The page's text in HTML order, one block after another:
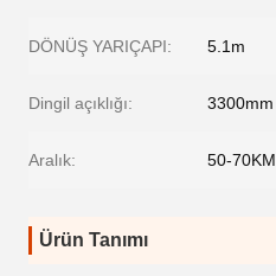
DÖNÜŞ YARIÇAPI: 5.1m
Dingil açıklığı: 3300mm
Aralık: 50-70KM
Ürün Tanımı